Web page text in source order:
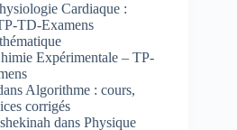
Cardiaque :
TD-Examens
Expérimentale – TP-
Algorithme : cours,
corrigés
dans Physique